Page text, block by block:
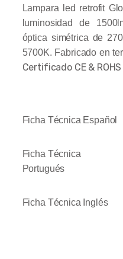
Lampara led retrofit
luminosidad de
óptica simétrica de
5700K. Fabricado en
Certificado CE & ROHS
Ficha Técnica Español
Ficha Técnica
Portugués
Ficha Técnica Inglés